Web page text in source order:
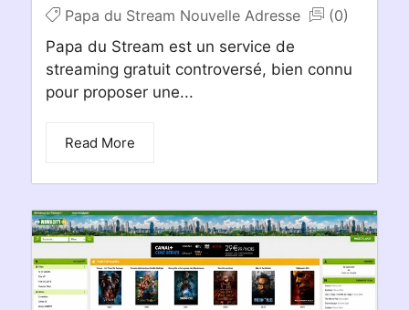
Papa du Stream Nouvelle Adresse
(0)
Papa du Stream est un service de
streaming gratuit controversé, bien connu
pour proposer une...
Read More